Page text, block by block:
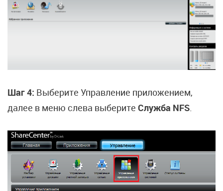
Шаг 4: Выберите Управление приложением,
далее в меню слева выберите Служба NFS.